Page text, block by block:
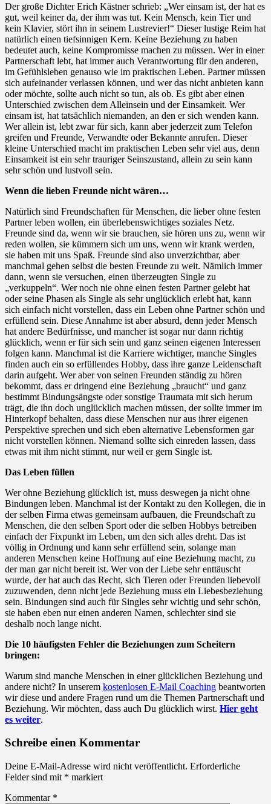
Der große Dichter Erich Kästner schrieb: „Wer einsam ist, der hat es
gut, weil keiner da, der ihm was tut. Kein Mensch, kein Tier und
kein Klavier, stört ihn in seinem Lustrevier!“ Dieser lustige Reim hat
natürlich einen tiefsinnigen Kern. Keine Beziehung zu haben
bedeutet auch, keine Kompromisse machen zu müssen. Wer in einer
Partnerschaft lebt, hat immer auch Verantwortung für den anderen,
im Gefühlsleben genauso wie im praktischen Leben. Partner müssen
sich aufeinander verlassen können, und wer das nicht anbieten kann
oder möchte, sollte auch nicht so tun, als ob. Es gibt aber einen
Unterschied zwischen dem Alleinsein und der Einsamkeit. Wer
einsam ist, hat tatsächlich niemanden, an den er sich wenden kann.
Wer allein ist, lebt zwar für sich, kann aber jederzeit zum Telefon
greifen und Freunde, Verwandte oder Bekannte anrufen. Dieser
kleine Unterschied macht im praktischen Leben sehr viel aus, denn
Einsamkeit ist ein sehr trauriger Seinszustand, allein zu sein kann
sehr schön und lustvoll sein.
Wenn die lieben Freunde nicht wären…
Natürlich sind Freundschaften für Menschen, die lieber ohne festen
Partner leben wollen, ein überlebenswichtiges soziales Netz.
Freunde sind da, wenn wir sie brauchen, sie hören uns zu, wenn wir
reden wollen, sie kümmern sich um uns, wenn wir krank werden,
sie haben mit uns Spaß. Freunde sind also unverzichtbar, aber
manchmal gehen selbst die besten Freunde zu weit. Nämlich immer
dann, wenn sie versuchen, einen überzeugten Single zu
„verkuppeln“. Wer noch nie ohne einen festen Partner gelebt hat
oder seine Phasen als Single als sehr unglücklich erlebt hat, kann
sich einfach nicht vorstellen, dass ein Leben ohne Partner schön und
erfüllend sein. Diese Annahme ist aber absurd, denn jeder Mensch
hat andere Bedürfnisse, und mancher ist sogar nur dann richtig
glücklich, wenn er für sich sein und ganz seinen eigenen Interessen
folgen kann. Manchmal ist die Karriere wichtiger, manche Singles
finden auch ein so erfüllendes Hobby, dass ihre ganze Leidenschaft
darin aufgeht. Wer aber von seinen Freunden ständig zu hören
bekommt, dass er dringend eine Beziehung „braucht“ und ganz
bestimmt Bindungsängste oder sonstige Traumata mit sich herum
trägt, die ihn doch unglücklich machen müssen, der sollte immer im
Hinterkopf behalten, dass diese Menschen nur aus ihrer eigenen
Perspektive sprechen und sich eben alternative Lebensformen gar
nicht vorstellen können. Niemand sollte sich einreden lassen, dass
etwas mit ihm nicht stimmt, nur weil er gern Single ist.
Das Leben füllen
Wer ohne Beziehung glücklich ist, muss deswegen ja nicht ohne
Bindungen leben. Manchmal ist der Kontakt zu den Kollegen, die in
der selben Firma etwas gemeinsam aufbauen, die Freundschaft zu
Menschen, die den selben Sport oder die selben Hobbys betreiben
einfach der Fixpunkt im Leben, um den sich alles dreht. Das ist
völlig in Ordnung und kann sehr erfüllend sein, solange man
anderen Menschen keine Hoffnung auf eine Beziehung macht, zu
der man gar nicht bereit ist. Wer von der Liebe sehr enttäuscht
wurde, der hat auch das Recht, sich Tieren oder Freunden liebevoll
zuzuwenden, denn nicht jede Beziehung muss ein Liebesbeziehung
sein. Bindungen sind auch für Singles sehr wichtig und sehr schön,
sie haben eben nur einen anderen Namen, schlechter sind sie
deshalb noch lange nicht.
Die 10 häufigsten Fehler die Beziehungen zum Scheitern
bringen:
Warum sind manche Menschen in einer glücklichen Beziehung und
andere nicht? In unserem kostenlosen E-Mail Coaching beantworten
wir diese und andere Fragen rund um die Themen Partnerschaft und
Beziehung. Wir möchten, dass auch Du glücklich wirst. Hier geht
es weiter.
Schreibe einen Kommentar
Deine E-Mail-Adresse wird nicht veröffentlicht. Erforderliche
Felder sind mit * markiert
Kommentar *